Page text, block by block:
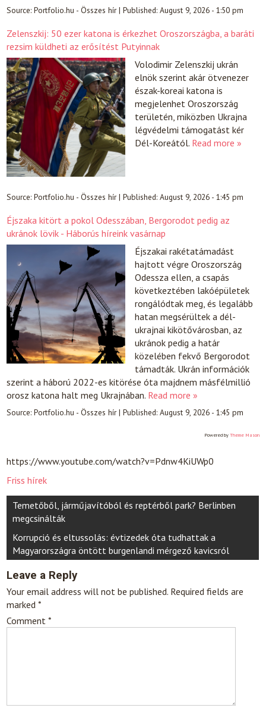
Source:Portfolio.hu - Összes hír|Published:August 9, 2026 - 1:50 pm
Zelenszkij: 50 ezer katona is érkezhet Oroszországba, a baráti
rezsim küldheti az erősítést Putyinnak
Volodimir Zelenszkij ukrán
elnök szerint akár ötvenezer
észak-koreai katona is
megjelenhet Oroszország
területén, miközben Ukrajna
légvédelmi támogatást kér
Dél-Koreától. Read more »
Source:Portfolio.hu - Összes hír|Published:August 9, 2026 - 1:45 pm
Éjszaka kitört a pokol Odesszában, Bergorodot pedig az
ukránok lövik - Háborús híreink vasárnap
Éjszakai rakétatámadást
hajtott végre Oroszország
Odessza ellen, a csapás
következtében lakóépületek
rongálódtak meg, és legalább
hatan megsérültek a dél-
ukrajnai kikötővárosban, az
ukránok pedig a határ
közelében fekvő Bergorodot
támadták. Ukrán információk
szerint a háború 2022-es kitörése óta majdnem másfélmillió
orosz katona halt meg Ukrajnában. Read more »
Source:Portfolio.hu - Összes hír|Published:August 9, 2026 - 1:45 pm
Powered by Theme Mason
https://www.youtube.com/watch?v=Pdnw4KiUWp0
Friss hírek
Post
navigation
Temetőből, járműjavítóból és reptérből park? Berlinben
megcsinálták
Korrupció és eltussolás: évtizedek óta tudhattak a
Magyarországra öntött burgenlandi mérgező kavicsról
Leave a Reply
Your email address will not be published. Required fields are
marked*
Comment*